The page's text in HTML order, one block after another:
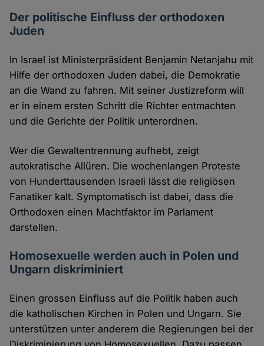
Der politische Einfluss der orthodoxen
Juden
In Israel ist Ministerpräsident Benjamin Netanjahu mit
Hilfe der orthodoxen Juden dabei, die Demokratie
an die Wand zu fahren. Mit seiner Justizreform will
er in einem ersten Schritt die Richter entmachten
und die Gerichte der Politik unterordnen.
Wer die Gewaltentrennung aufhebt, zeigt
autokratische Allüren. Die wochenlangen Proteste
von Hunderttausenden Israeli lässt die religiösen
Fanatiker kalt. Symptomatisch ist dabei, dass die
Orthodoxen einen Machtfaktor im Parlament
darstellen.
Homosexuelle werden auch in Polen und
Ungarn diskriminiert
Einen grossen Einfluss auf die Politik haben auch
die katholischen Kirchen in Polen und Ungarn. Sie
unterstützen unter anderem die Regierungen bei der